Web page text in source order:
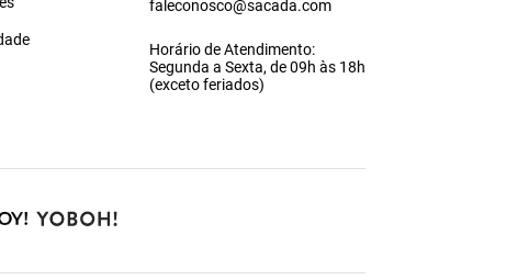
faleconosco@sacada.com
Horário de Atendimento:
Segunda a Sexta, de 09h às 18h
(exceto feriados)